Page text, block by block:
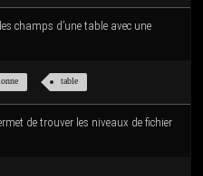
champs d’une table avec une
table
de trou­ver les niveaux de fichier